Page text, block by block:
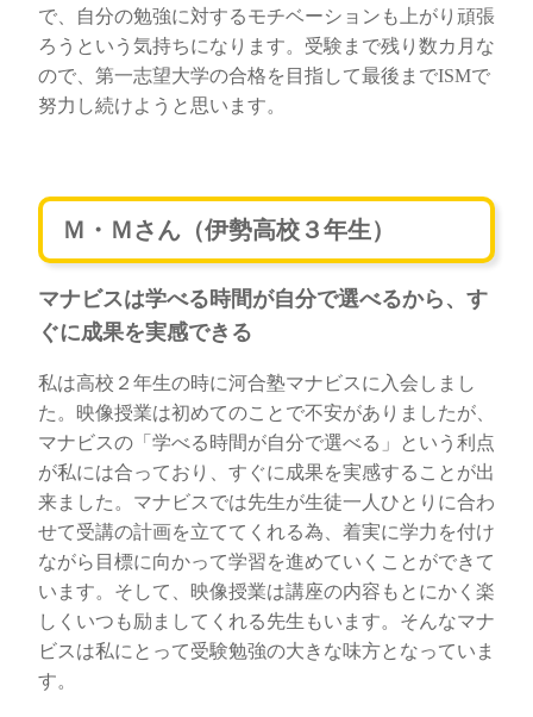
で、自分の勉強に対するモチベーションも上がり頑張
ろうという気持ちになります。受験まで残り数カ月な
ので、第一志望大学の合格を目指して最後までISMで
努力し続けようと思います。
Ｍ・Ｍさん（伊勢高校３年生）
マナビスは学べる時間が自分で選べるから、す
ぐに成果を実感できる
私は高校２年生の時に河合塾マナビスに入会しまし
た。映像授業は初めてのことで不安がありましたが、
マナビスの「学べる時間が自分で選べる」という利点
が私には合っており、すぐに成果を実感することが出
来ました。マナビスでは先生が生徒一人ひとりに合わ
せて受講の計画を立ててくれる為、着実に学力を付け
ながら目標に向かって学習を進めていくことができて
います。そして、映像授業は講座の内容もとにかく楽
しくいつも励ましてくれる先生もいます。そんなマナ
ビスは私にとって受験勉強の大きな味方となっていま
す。